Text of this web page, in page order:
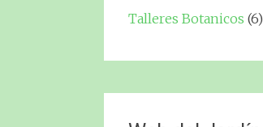
Talleres Botanicos (6)